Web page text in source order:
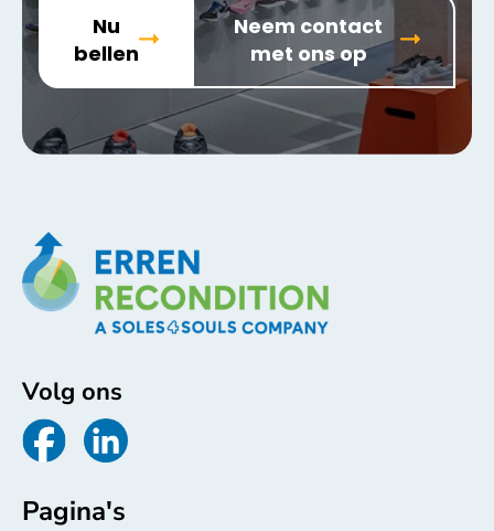
Nu
bellen
Neem contact
met ons op
Volg ons
Pagina's